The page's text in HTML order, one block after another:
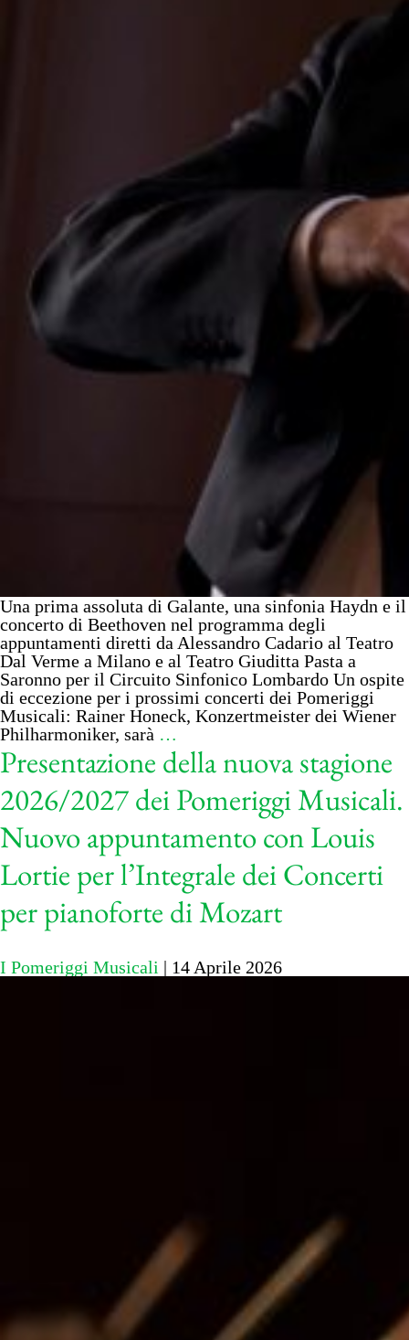
Una prima assoluta di Galante, una sinfonia Haydn e il
concerto di Beethoven nel programma degli
appuntamenti diretti da Alessandro Cadario al Teatro
Dal Verme a Milano e al Teatro Giuditta Pasta a
Saronno per il Circuito Sinfonico Lombardo Un ospite
di eccezione per i prossimi concerti dei Pomeriggi
Musicali: Rainer Honeck, Konzertmeister dei Wiener
Philharmoniker, sarà …
Presentazione della nuova stagione
2026/2027 dei Pomeriggi Musicali.
Nuovo appuntamento con Louis
Lortie per l’Integrale dei Concerti
per pianoforte di Mozart
I Pomeriggi Musicali | 14 Aprile 2026